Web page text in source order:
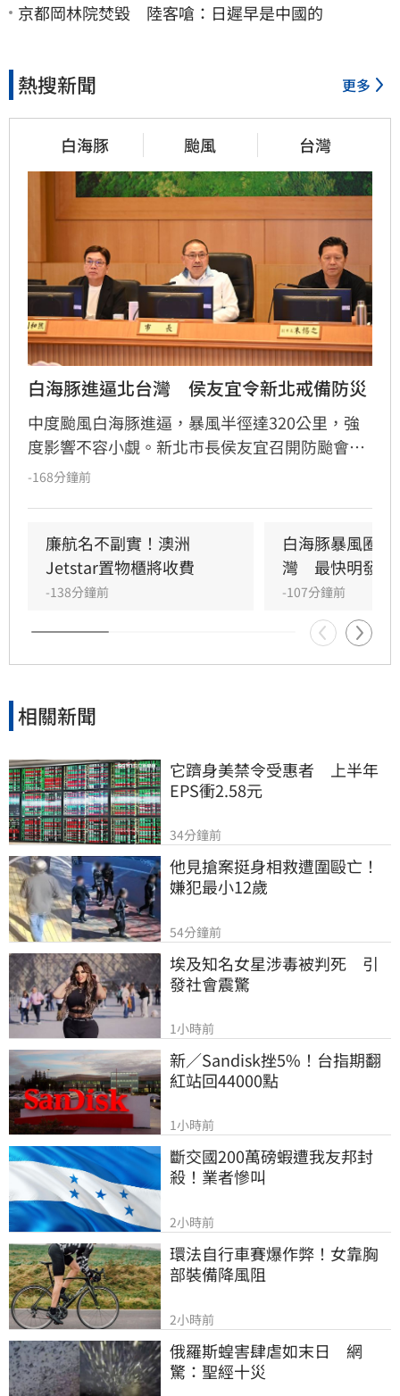
京都岡林院焚毀 陸客嗆：日遲早是中國的
熱搜新聞 更多
白海豚 颱風 台灣
白海豚進逼北台灣　侯友宜令新北戒備防災
中度颱風白海豚進逼，暴風半徑達320公里，強
度影響不容小覷。新北市長侯友宜召開防颱會
議，要求市府團隊與29區公所全面戒備，針對易
民提前檢查陽台排水、固定招牌，颱風期間避免
前往山區或海邊，並透過新北災訊E點通隨時掌
握最新防災資訊，共同守護城市安全。
-168分鐘前
廉航名不副實！澳洲
Jetstar置物櫃將收費
-138分鐘前
白海豚暴風圈
灣　最快明發海
-107分鐘前
相關新聞
它躋身美禁令受惠者　上半年
EPS衝2.58元
34分鐘前
他見搶案挺身相救遭圍毆亡！
嫌犯最小12歲
54分鐘前
埃及知名女星涉毒被判死　引
發社會震驚
1小時前
新／Sandisk挫5%！台指期翻
紅站回44000點
1小時前
斷交國200萬磅蝦遭我友邦封
殺！業者慘叫
2小時前
環法自行車賽爆作弊！女靠胸
部裝備降風阻
2小時前
俄羅斯蝗害肆虐如末日　網
驚：聖經十災